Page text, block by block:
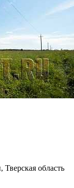
область